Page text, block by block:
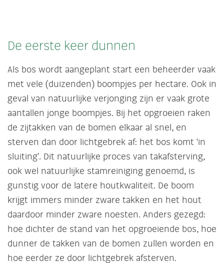
De eerste keer dunnen
Als bos wordt aangeplant start een beheerder vaak
met vele (duizenden) boompjes per hectare. Ook in
geval van natuurlijke verjonging zijn er vaak grote
aantallen jonge boompjes. Bij het opgroeien raken
de zijtakken van de bomen elkaar al snel, en
sterven dan door lichtgebrek af: het bos komt ‘in
sluiting’. Dit natuurlijke proces van takafsterving,
ook wel natuurlijke stamreiniging genoemd, is
gunstig voor de latere houtkwaliteit. De boom
krijgt immers minder zware takken en het hout
daardoor minder zware noesten. Anders gezegd:
hoe dichter de stand van het opgroeiende bos, hoe
dunner de takken van de bomen zullen worden en
hoe eerder ze door lichtgebrek afsterven.